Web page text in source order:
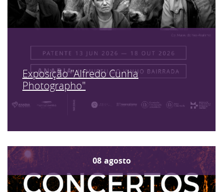
Exposição "Alfredo Cunha
Photographo"
08 agosto